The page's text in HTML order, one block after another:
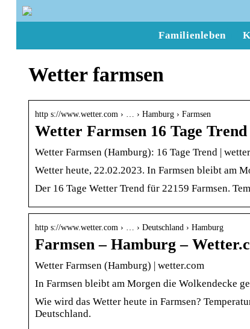
Familienleben
Wetter farmsen
http s://www.wetter.com › … › Hamburg › Farmsen
Wetter Farmsen 16 Tage
Wetter Farmsen (Hamburg): 16 Tage Trend |
Wetter heute, 22.02.2023. In Farmsen bleibt am
Der 16 Tage Wetter Trend für 22159 Farmsen.
http s://www.wetter.com › … › Deutschland › Hamburg
Farmsen – Hamburg –
Wetter Farmsen (Hamburg) | wetter.com
In Farmsen bleibt am Morgen die Wolkendecke
Wie wird das Wetter heute in Farmsen?
Deutschland.